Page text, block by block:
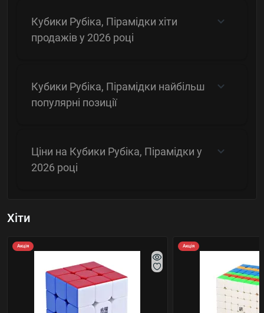
Кубики Рубіка, Пірамідки хіти
продажів у 2026 році
Кубики Рубіка, Пірамідки найбільш
популярні позиції
Ціни на Кубики Рубіка, Пірамідки у
2026 році
Хіти
Акція Акція